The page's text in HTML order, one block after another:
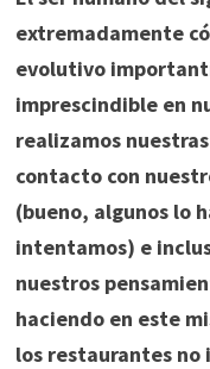
extremadamente
evolutivo
imprescindible en
realizamos
contacto con
(bueno, algunos lo
intentamos) e
nuestros
haciendo en este
los restaurantes no